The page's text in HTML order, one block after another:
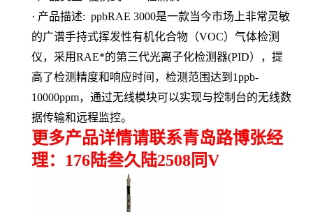
· 产品描述: ppbRAE 3000是一款当今市场上非常灵敏
的广谱手持式挥发性有机化合物（VOC）气体检测
仪，采用RAE*的第三代光离子化检测器(PID），提
高了检测精度和响应时间，检测范围达到 1ppb-
10000ppm，通过无线模块可以实现与控制台的无线数
据传输和远程监控。
更多产品详情请联系青岛路博张经
理：176陆叁久陆2508同V